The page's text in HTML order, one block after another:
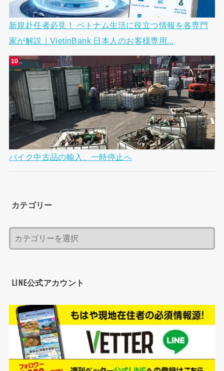
新規赴任者必見！ ベトナム生活に役立つ情報を各専門
家が解説｜VietinBank 日本人のお客様専用...
バイク中古品の輸入、一時停止へ
カテゴリー
LINE公式アカウント